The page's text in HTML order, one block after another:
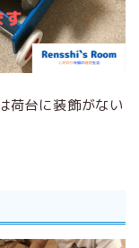
荷台に装飾がない